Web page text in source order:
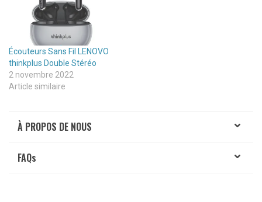
Écouteurs Sans Fil LENOVO
thinkplus Double Stéréo
2 novembre 2022
Article similaire
À PROPOS DE NOUS
FAQs